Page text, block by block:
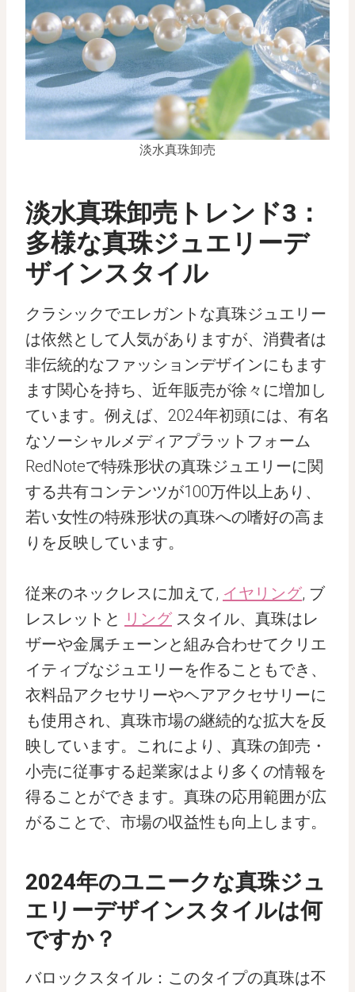
淡水真珠卸売
淡水真珠卸売トレンド3：
多様な真珠ジュエリーデ
ザインスタイル
クラシックでエレガントな真珠ジュエリー
は依然として人気がありますが、消費者は
非伝統的なファッションデザインにもます
ます関心を持ち、近年販売が徐々に増加し
ています。例えば、2024年初頭には、有名
なソーシャルメディアプラットフォーム
RedNoteで特殊形状の真珠ジュエリーに関
する共有コンテンツが100万件以上あり、
若い女性の特殊形状の真珠への嗜好の高ま
りを反映しています。
従来のネックレスに加えて, イヤリング, ブ
レスレットと リング スタイル、真珠はレ
ザーや金属チェーンと組み合わせてクリエ
イティブなジュエリーを作ることもでき、
衣料品アクセサリーやヘアアクセサリーに
も使用され、真珠市場の継続的な拡大を反
映しています。これにより、真珠の卸売・
小売に従事する起業家はより多くの情報を
得ることができます。真珠の応用範囲が広
がることで、市場の収益性も向上します。
2024年のユニークな真珠ジュ
エリーデザインスタイルは何
ですか？
バロックスタイル：このタイプの真珠は不